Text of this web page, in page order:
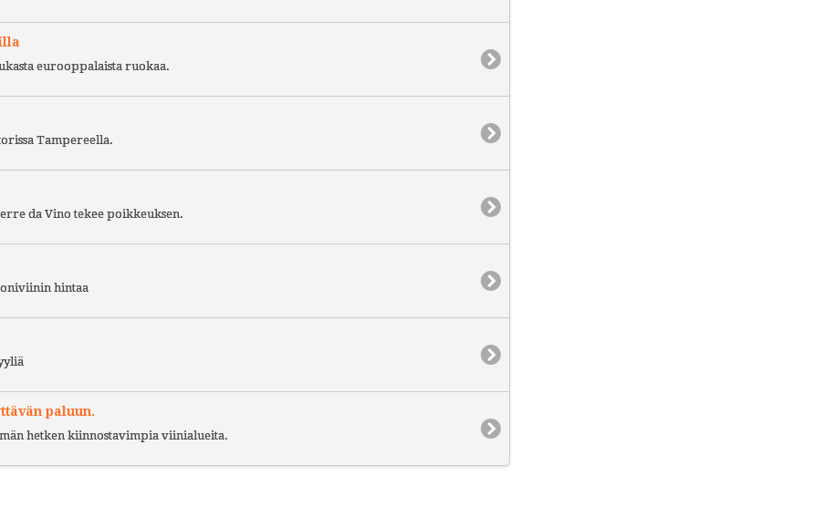
eurooppalaista ruokaa.
Tampereella.
da Vino tekee poikkeuksen.
hintaa
paluun.
hetken kiinnostavimpia viinialueita.